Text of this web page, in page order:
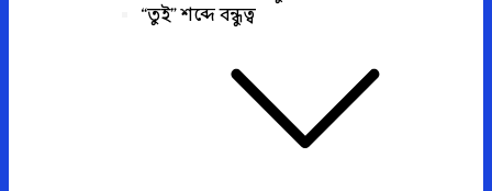
“তুই” শব্দে বন্ধুত্ব